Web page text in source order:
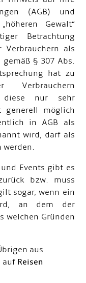
(AGB) und
Gewalt“
Betrachtung
Verbrauchern als
§ 307 Abs.
hat zu
Verbrauchern
diese nur sehr
generell möglich
in AGB als
wird, darf als
werden.
Events gibt es
bzw. muss
sogar, wenn ein
an dem der
welchen Gründen
aus
auf Reisen